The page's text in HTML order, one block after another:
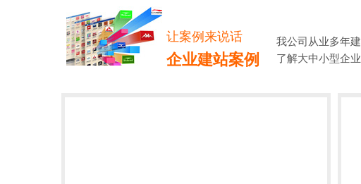
让案例来说话
企业建站案例
我公司从业多年
了解大中小型企